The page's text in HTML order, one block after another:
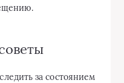
за состоянием